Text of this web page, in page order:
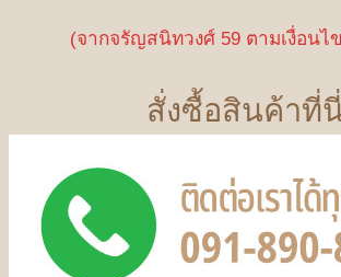
(จากจรัญสนิทวงศ์ 59 ตามเงื่อนไ
สั่งซื้อสินค้าที่